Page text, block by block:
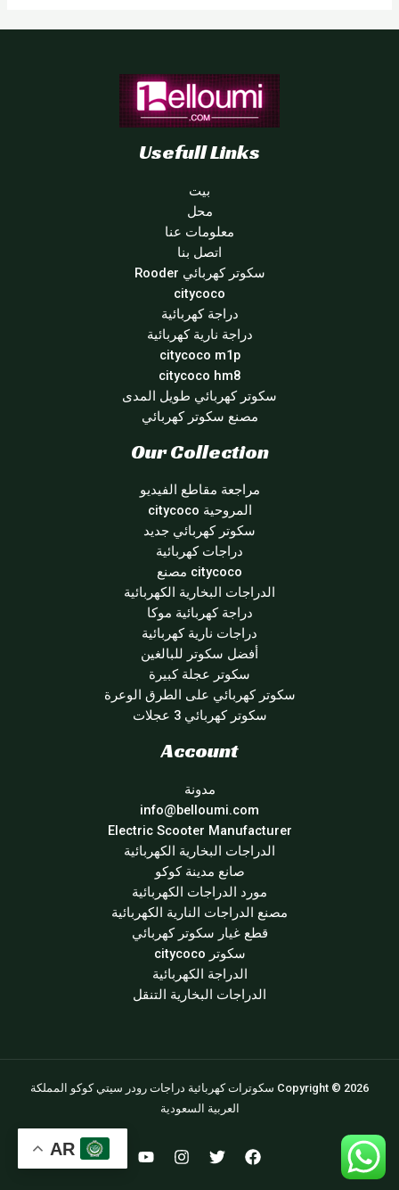
Usefull Links
بيت
محل
معلومات عنا
اتصل بنا
سكوتر كهربائي Rooder
citycoco
دراجة كهربائية
دراجة نارية كهربائية
citycoco m1p
citycoco hm8
سكوتر كهربائي طويل المدى
مصنع سكوتر كهربائي
Our Collection
مراجعة مقاطع الفيديو
المروحية citycoco
سكوتر كهربائي جديد
دراجات كهربائية
citycoco مصنع
الدراجات البخارية الكهربائية
دراجة كهربائية موكا
دراجات نارية كهربائية
أفضل سكوتر للبالغين
سكوتر عجلة كبيرة
سكوتر كهربائي على الطرق الوعرة
سكوتر كهربائي 3 عجلات
Account
مدونة
info@belloumi.com
Electric Scooter Manufacturer
الدراجات البخارية الكهربائية
صانع مدينة كوكو
مورد الدراجات الكهربائية
مصنع الدراجات النارية الكهربائية
قطع غيار سكوتر كهربائي
سكوتر citycoco
الدراجة الكهربائية
الدراجات البخارية التنقل
Copyright © 2026 سكوترات كهربائية دراجات رودر سيتي كوكو المملكة
العربية السعودية
AR